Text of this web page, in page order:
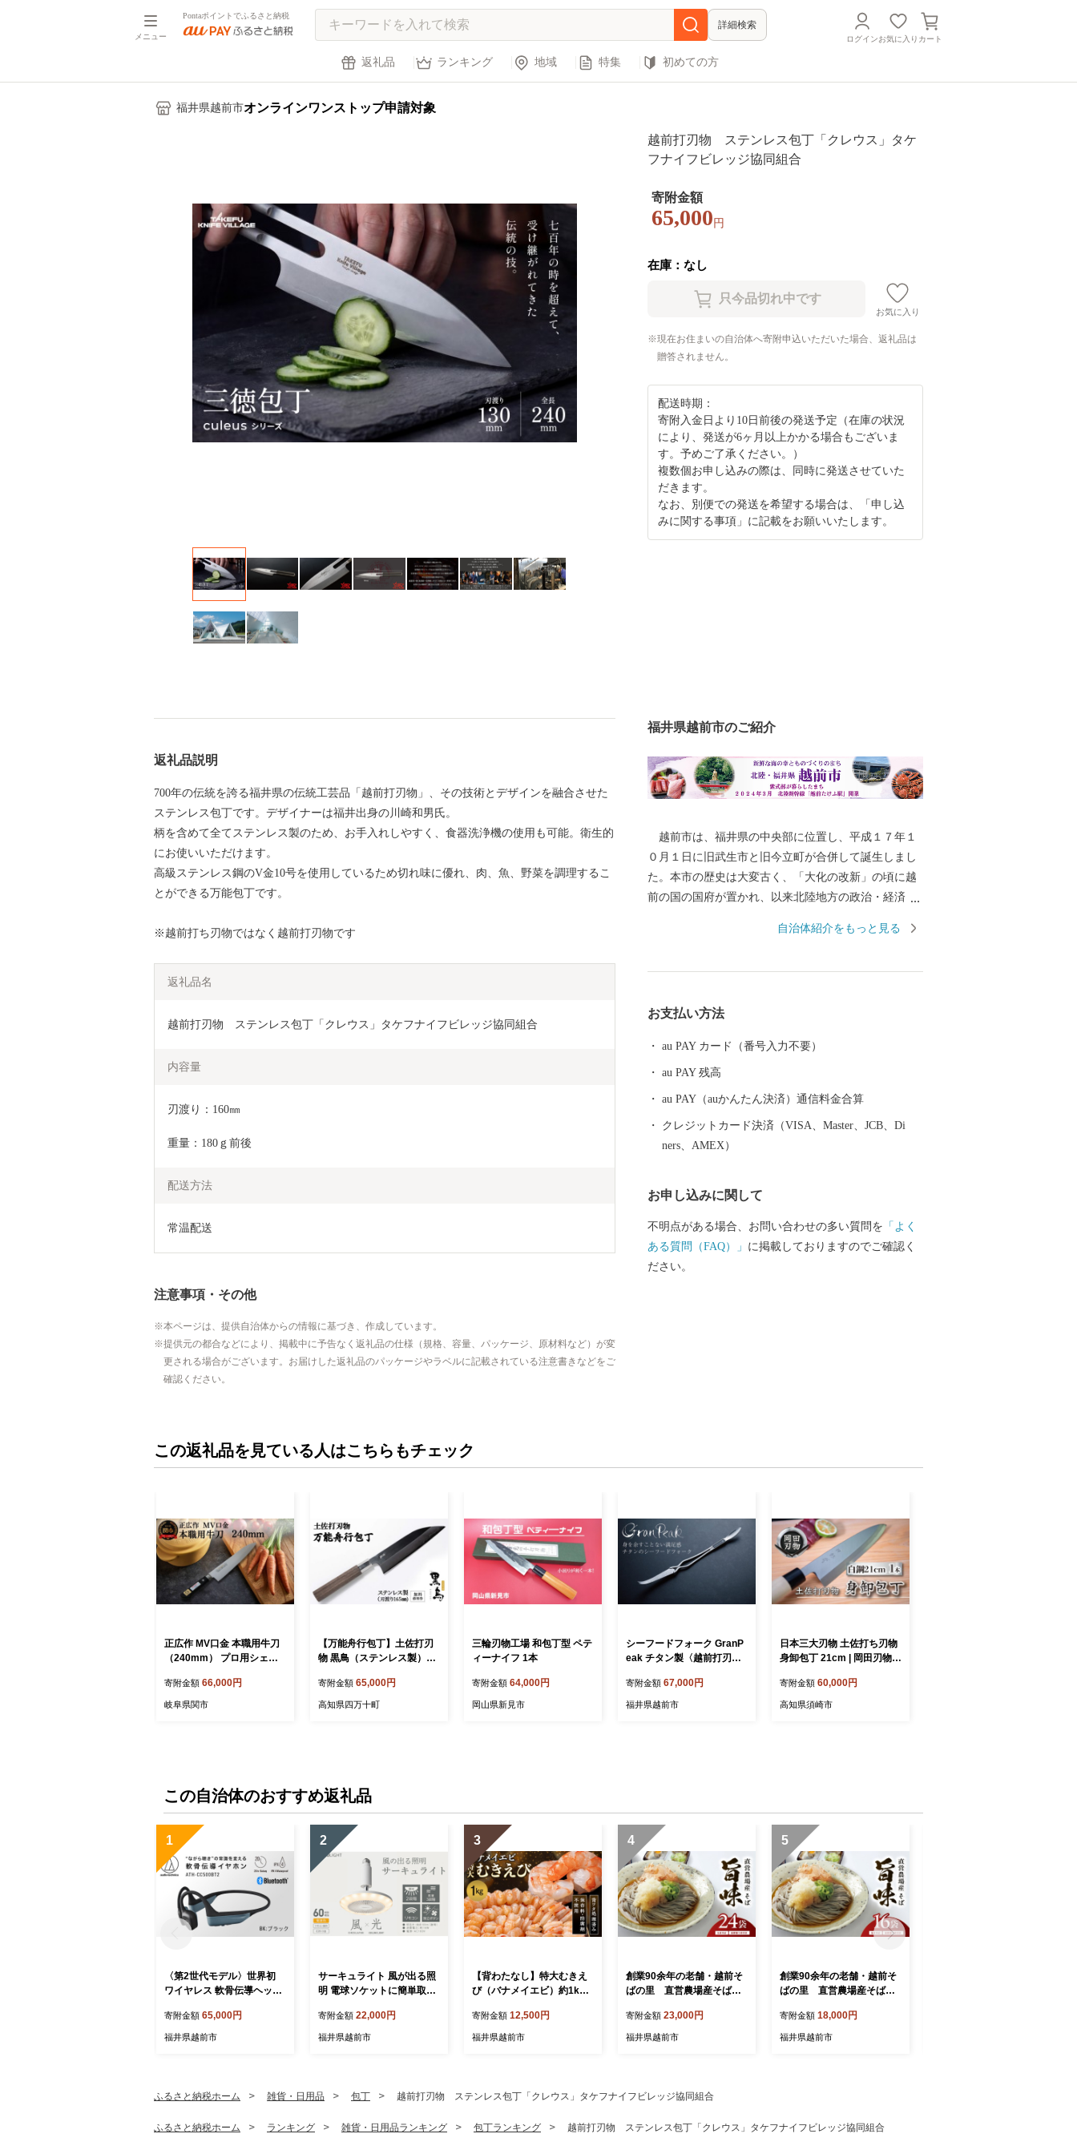
メニュー
Pontaポイントでふるさと納税
詳細検索
ログインお気に入り カート
返礼品 ランキング 地域 特集 初めての方
福井県越前市オンラインワンストップ申請対象
越前打刃物 ステンレス包丁「クレウス」タケ
フナイフビレッジ協同組合
寄附金額
65,000 円
在庫：なし
お気に入り
現在お住まいの自治体へ寄附申込いただいた場合、返礼品は
贈答されません。
配送時期：
寄附入金日より10日前後の発送予定（在庫の状況
により、発送が6ヶ月以上かかる場合もございま
す。予めご了承ください。）
複数個お申し込みの際は、同時に発送させていた
だきます。
なお、別便での発送を希望する場合は、「申し込
みに関する事項」に記載をお願いいたします。
返礼品説明
700年の伝統を誇る福井県の伝統工芸品「越前打刃物」、その技術とデザインを融合させた
ステンレス包丁です。デザイナーは福井出身の川崎和男氏。
柄を含めて全てステンレス製のため、お手入れしやすく、食器洗浄機の使用も可能。衛生的
にお使いいただけます。
高級ステンレス鋼のV金10号を使用しているため切れ味に優れ、肉、魚、野菜を調理するこ
とができる万能包丁です。
※越前打ち刃物ではなく越前打刃物です
返礼品名
越前打刃物　ステンレス包丁「クレウス」タケフナイフビレッジ協同組合
内容量
刃渡り：160㎜
重量：180ｇ前後
配送方法
常温配送
注意事項・その他
本ページは、提供自治体からの情報に基づき、作成しています。
提供元の都合などにより、掲載中に予告なく返礼品の仕様（規格、容量、パッケージ、原材料など）が変
更される場合がございます。お届けした返礼品のパッケージやラベルに記載されている注意書きなどをご
確認ください。
福井県越前市のご紹介
越前市は、福井県の中央部に位置し、平成１７年１
０月１日に旧武生市と旧今立町が合併して誕生しまし
た。本市の歴史は大変古く、「大化の改新」の頃に越
前の国の国府が置かれ、以来北陸地方の政治・経済・
氏物語」の作者である紫式部が生涯でただ一度、京の
術産業に至るまで幅広い産業が集積し、製造品出荷額
等が福井県第一位の「モノづくりのまち」として発展
ど、美しい自然を誇る本市は、コウノトリをシンボル
に「生きものと共生する越前市」とし里地里山の保全
再生や環境調和型農業の推進しており、平成２７年９
ルサイトを公開しています。詳しくは、下記「住もっ
さ！越前市」のリンクからご確認ください。 日本を
代表する絵本作家かこさとし氏の監修をいただき整備
自治体紹介をもっと見る
お支払い方法
au PAY カード（番号入力不要）
au PAY 残高
au PAY（auかんたん決済）通信料金合算
クレジットカード決済（VISA、Master、JCB、Di
ners、AMEX）
お申し込みに関して
不明点がある場合、お問い合わせの多い質問を 「よく
ある質問（FAQ）」 に掲載しておりますのでご確認く
ださい。
この返礼品を見ている人はこちらもチェック
正広作 MV口金 本職用牛刀
（240mm） プロ用シェフ
チン 料理 ステンレス マサ
ヒロ
寄附金額 66,000円
岐阜県関市
【万能舟行包丁】土佐打刃
物 黒鳥（ステンレス製）Pk
ッチン 料理 手作り 職人職
人包丁 職人刃物 無料修理券
寄附金額 65,000円
高知県四万十町
三輪刃物工場 和包丁型 ペテ
ィーナイフ 1本
寄附金額 64,000円
岡山県新見市
シーフードフォーク GranP
eak チタン製〈越前打刃
寄附金額 67,000円
福井県越前市
日本三大刃物 土佐打ち刃物
身卸包丁 21cm | 岡田刃物製
級 料理包丁 プロ 職人 包丁
日用品 高知県 須崎市 OKD0
寄附金額 60,000円
高知県須崎市
この自治体のおすすめ返礼品
1
〈第2世代モデル〉世界初
ワイヤレス 軟骨伝導ヘッド
ラック） オーディオテクニ
カ
寄附金額 65,000円
福井県越前市
2
サーキュライト 風が出る照
明 電球ソケットに簡単取付
シャ】
寄附金額 22,000円
福井県越前市
3
【背わたなし】特大むきえ
び（バナメイエビ）約1kg
背ワタ無し
寄附金額 12,500円
福井県越前市
4
創業90余年の老舗・越前そ
ばの里 直営農場産そば
寄附金額 23,000円
福井県越前市
5
創業90余年の老舗・越前そ
ばの里 直営農場産そば
寄附金額 18,000円
福井県越前市
ふるさと納税ホーム 雑貨・日用品 包丁 越前打刃物 ステンレス包丁「クレウス」タケフナイフビレッジ協同組合
ふるさと納税ホーム ランキング 雑貨・日用品ランキング 包丁ランキング 越前打刃物 ステンレス包丁「クレウス」タケフナイフビレッジ協同組合